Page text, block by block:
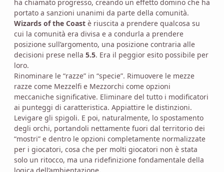
ha chiamato progresso, creando un effetto domino che ha
portato a sanzioni unanimi da parte della comunità.
Wizards of the Coast è riuscita a prendere qualcosa su
cui la comunità era divisa e a condurla a prendere
posizione sull’argomento, una posizione contraria alle
decisioni prese nella 5.5. Era il peggior esito possibile per
loro.
Rinominare le “razze” in “specie”. Rimuovere le mezze
razze come Mezzelfi e Mezzorchi come opzioni
meccaniche significative. Eliminare del tutto i modificatori
ai punteggi di caratteristica. Appiattire le distinzioni.
Levigare gli spigoli. E poi, naturalmente, lo spostamento
degli orchi, portandoli nettamente fuori dal territorio dei
“mostri” e dentro le opzioni completamente normalizzate
per i giocatori, cosa che per molti giocatori non è stata
solo un ritocco, ma una ridefinizione fondamentale della